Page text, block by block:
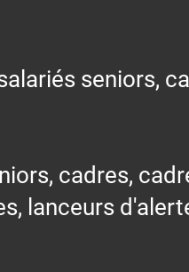
seniors,
cadres,
lanceurs